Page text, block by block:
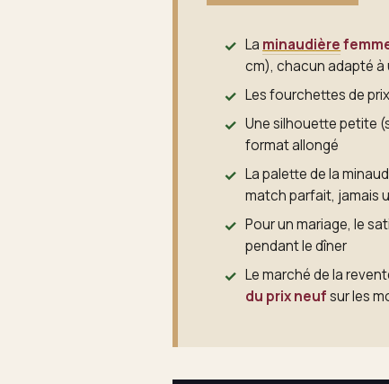
La minaudière
cm), chacun adapté
Les fourchettes de
Une silhouette petite
format allongé
La palette de la
match parfait, jamais
Pour un mariage, le
pendant le dîner
Le marché de la
du prix neufsur les